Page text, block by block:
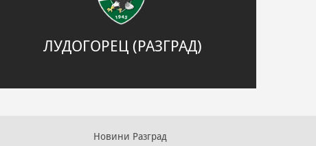
ЛУДОГОРЕЦ (РАЗГРАД)
Новини Разград